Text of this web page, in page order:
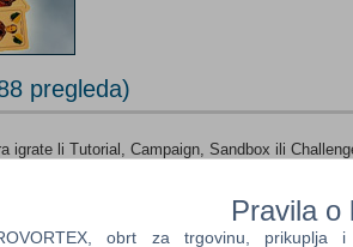
pregleda)
igrate li Tutorial, Campaign, Sandbox ili
$100,000
se odmah izgrađuju
Pravila o
obrt za trgovinu, prikuplja